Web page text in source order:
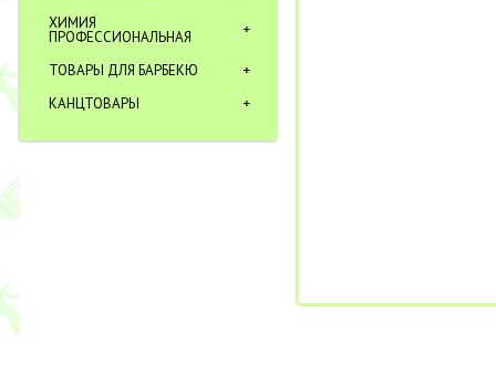
ХИМИЯ
ПРОФЕССИОНАЛЬНАЯ
ТОВАРЫ ДЛЯ БАРБЕКЮ
КАНЦТОВАРЫ